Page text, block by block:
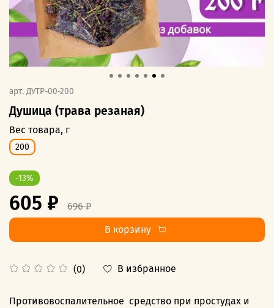
арт. ДУТР-00-200
Душица (трава резаная)
(0) В избранное
Вес товара, г
200
-13%
605 ₽
696 ₽
В корзину
Противовоспалительное средство при простудах и